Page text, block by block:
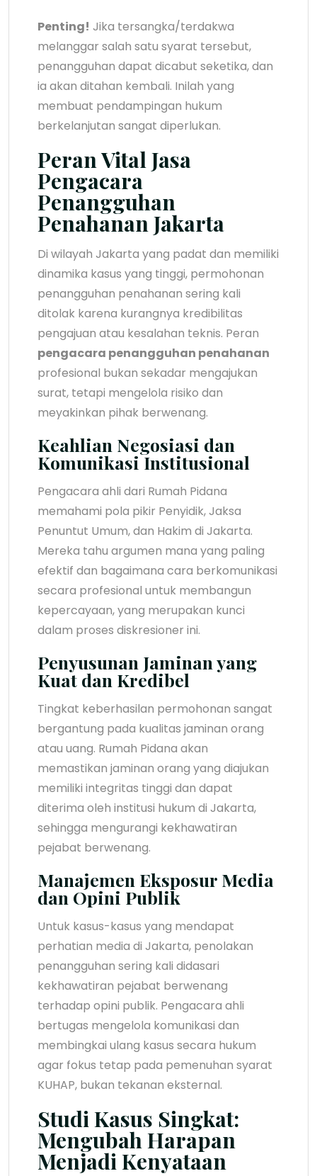
Penting! Jika tersangka/terdakwa
melanggar salah satu syarat tersebut,
penangguhan dapat dicabut seketika, dan
ia akan ditahan kembali. Inilah yang
membuat pendampingan hukum
berkelanjutan sangat diperlukan.
Peran Vital Jasa
Pengacara
Penangguhan
Penahanan Jakarta
Di wilayah Jakarta yang padat dan memiliki
dinamika kasus yang tinggi, permohonan
penangguhan penahanan sering kali
ditolak karena kurangnya kredibilitas
pengajuan atau kesalahan teknis. Peran
pengacara penangguhan penahanan
profesional bukan sekadar mengajukan
surat, tetapi mengelola risiko dan
meyakinkan pihak berwenang.
Keahlian Negosiasi dan
Komunikasi Institusional
Pengacara ahli dari Rumah Pidana
memahami pola pikir Penyidik, Jaksa
Penuntut Umum, dan Hakim di Jakarta.
Mereka tahu argumen mana yang paling
efektif dan bagaimana cara berkomunikasi
secara profesional untuk membangun
kepercayaan, yang merupakan kunci
dalam proses diskresioner ini.
Penyusunan Jaminan yang
Kuat dan Kredibel
Tingkat keberhasilan permohonan sangat
bergantung pada kualitas jaminan orang
atau uang. Rumah Pidana akan
memastikan jaminan orang yang diajukan
memiliki integritas tinggi dan dapat
diterima oleh institusi hukum di Jakarta,
sehingga mengurangi kekhawatiran
pejabat berwenang.
Manajemen Eksposur Media
dan Opini Publik
Untuk kasus-kasus yang mendapat
perhatian media di Jakarta, penolakan
penangguhan sering kali didasari
kekhawatiran pejabat berwenang
terhadap opini publik. Pengacara ahli
bertugas mengelola komunikasi dan
membingkai ulang kasus secara hukum
agar fokus tetap pada pemenuhan syarat
KUHAP, bukan tekanan eksternal.
Studi Kasus Singkat:
Mengubah Harapan
Menjadi Kenyataan